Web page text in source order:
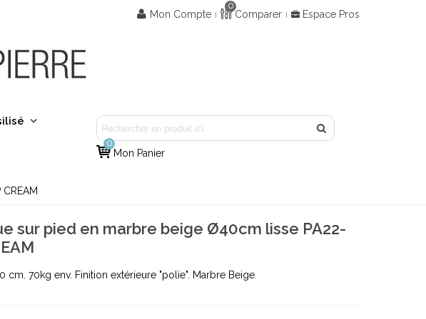
Mon Compte
0
Comparer Espace Pros
0
Mon Panier
sur pied en marbre beige Ø40cm lisse PA22-
cm. 70kg env. Finition extérieure "polie". Marbre Beige.